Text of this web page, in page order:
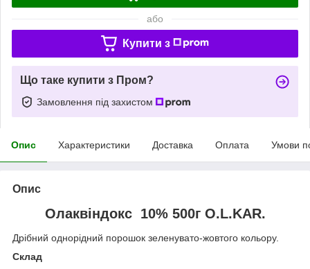
або
Купити з
Що таке купити з Пром?
Замовлення під захистом
Опис Характеристики Доставка Оплата Умови
Опис
Олаквіндокс 10% 500г O.L.KAR.
Дрібний однорідний порошок зеленувато-жовтого кольору.
Склад